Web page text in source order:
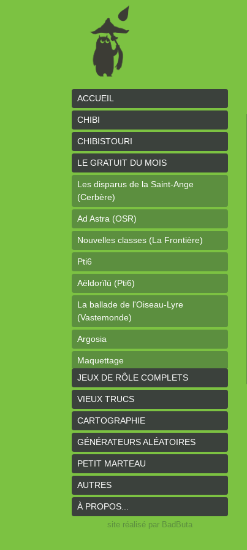
ACCUEIL
CHIBI
CHIBISTOURI
LE GRATUIT DU MOIS
Les disparus de la Saint-Ange
(Cerbère)
Ad Astra (OSR)
Nouvelles classes (La Frontière)
Pti6
Aëldorïlü (Pti6)
La ballade de l'Oiseau-Lyre
(Vastemonde)
Argosia
Maquettage
Ophéis (Dragon de poche)
L'anneau des Empereurs (Coeurs
Vaillants)
Davy Jones (cartes)
Davy Jones (background)
Sur la route (Coeurs Vaillants)
Earthdawn (Coeurs Vaillants)
Titan&Fils 2020
JEUX DE RÔLE COMPLETS
VIEUX TRUCS
CARTOGRAPHIE
GÉNÉRATEURS ALÉATOIRES
PETIT MARTEAU
AUTRES
À PROPOS...
site réalisé par BadButa